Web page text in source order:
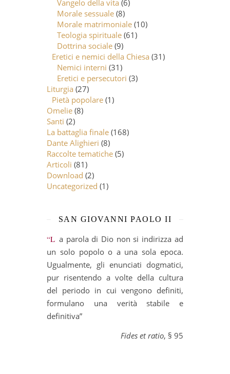
Vangelo della vita (6)
Morale sessuale (8)
Morale matrimoniale (10)
Teologia spirituale (61)
Dottrina sociale (9)
Eretici e nemici della Chiesa (31)
Nemici interni (31)
Eretici e persecutori (3)
Liturgia (27)
Pietà popolare (1)
Omelie (8)
Santi (2)
La battaglia finale (168)
Dante Alighieri (8)
Raccolte tematiche (5)
Articoli (81)
Download (2)
Uncategorized (1)
SAN GIOVANNI PAOLO II
“La parola di Dio non si indirizza ad
un solo popolo o a una sola epoca.
Ugualmente, gli enunciati dogmatici,
pur risentendo a volte della cultura
del periodo in cui vengono definiti,
formulano una verità stabile e
definitiva”
Fides et ratio, § 95